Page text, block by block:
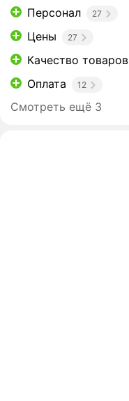
Персонал 27
Цены 27
Качество товаров
Оплата 12
Смотреть ещё 3